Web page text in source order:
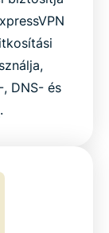
DNS- és
.